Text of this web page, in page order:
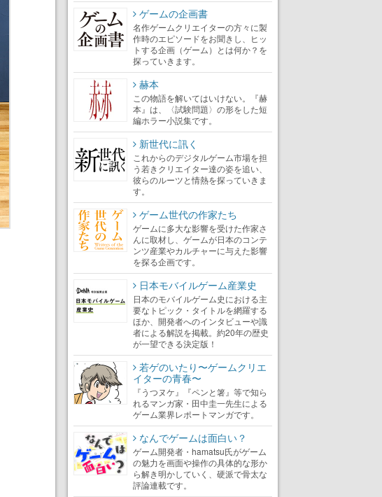
ゲームの企画書
名作ゲームクリエイターの方々に製
作時のエピソードをお聞きし、ヒッ
トする企画（ゲーム）とは何か？を
探っていきます。
赫本
この物語を解いてはいけない。『赫
本』は、〈試験問題〉の形をした短
編ホラー小説集です。
新世代に訊く
これからのデジタルゲーム市場を担
う若きクリエイター達の姿を追い、
彼らのルーツと情熱を探っていきま
す。
ゲーム世代の作家たち
ゲームに多大な影響を受けた作家さ
んに取材し、ゲームが日本のコンテ
ンツ産業やカルチャーに与えた影響
を探る企画です。
日本モバイルゲーム産業史
日本のモバイルゲーム史における主
要なトピック・タイトルを網羅する
ほか、開発者へのインタビューや識
者による解説を掲載。約20年の歴史
が一望できる決定版！
若ゲのいたり〜ゲームクリエ
イターの青春〜
『うつヌケ』『ペンと箸』等で知ら
れるマンガ家・田中圭一先生による
ゲーム業界レポートマンガです。
なんでゲームは面白い？
ゲーム開発者・hamatsu氏がゲーム
の魅力を画面や操作の具体的な形か
ら解き明かしていく、硬派で骨太な
評論連載です。